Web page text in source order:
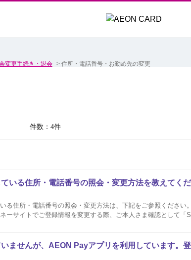
変更手続き・退会 > 住所・電話番号・お勤め先の変更
件数：4件
いる住所・電話番号の照会・変更方法を教えてくだ
電話番号の照会・変更方法は、下記をご参照ください。 AEON Payアプリ（旧：イオンウォ
ーサイトでご登録情報を変更する際、ご本人さま確認として
ませんが、AEON Payアプリを利用しています。